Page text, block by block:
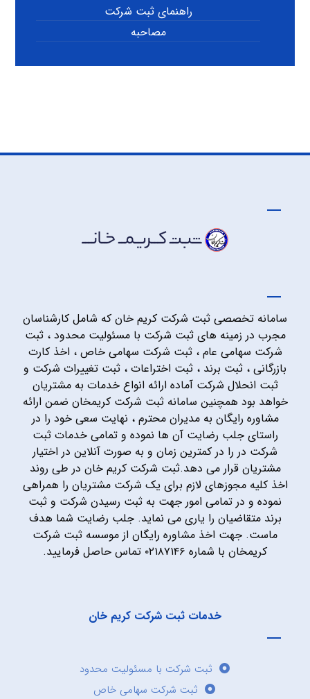
راهنمای ثبت شرکت
مصاحبه
سامانه تخصصی ثبت شرکت کریم خان که شامل کارشناسان
مجرب در زمینه های ثبت شرکت با مسئولیت محدود ، ثبت
شرکت سهامی عام ، ثبت شرکت سهامی خاص ، اخذ کارت
بازرگانی ، ثبت برند ، ثبت اختراعات ، ثبت تغییرات شرکت و
ثبت انحلال شرکت آماده ارائه انواع خدمات به مشتریان
خواهد بود همچنین سامانه ثبت شرکت کریمخان ضمن ارائه
مشاوره رایگان به مدیران محترم ، نهایت سعی خود را در
راستای جلب رضایت آن ها نموده و تمامی خدمات ثبت
شرکت در را در کمترین زمان و به صورت آنلاین در اختیار
مشتریان قرار می دهد.ثبت شرکت کریم خان در طی روند
اخذ کلیه مجوزهای لازم برای یک شرکت مشتریان را همراهی
نموده و در تمامی امور جهت به ثبت رسیدن شرکت و ثبت
برند متقاضیان را یاری می نماید. جلب رضایت شما هدف
ماست. جهت اخذ مشاوره رایگان از موسسه ثبت شرکت
کریمخان با شماره ۰۲۱۸۷۱۴۶ تماس حاصل فرمایید.
خدمات ثبت شرکت کریم خان
ثبت شرکت با مسئولیت محدود
ثبت شرکت سهامی خاص